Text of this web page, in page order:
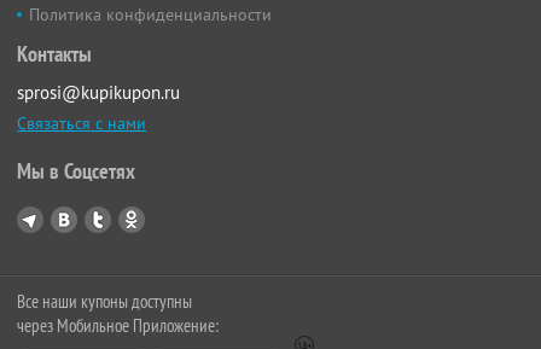
Политика конфиденциальности
Контакты
sprosi@kupikupon.ru
Связаться с нами
Мы в Соцсетях
Все наши купоны доступны
через Мобильное Приложение: